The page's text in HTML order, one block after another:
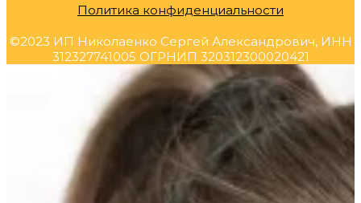
Политика конфиденциальности
©2023 ИП Николаенко Сергей Александрович, ИНН
312327741005 ОГРНИП 320312300020421